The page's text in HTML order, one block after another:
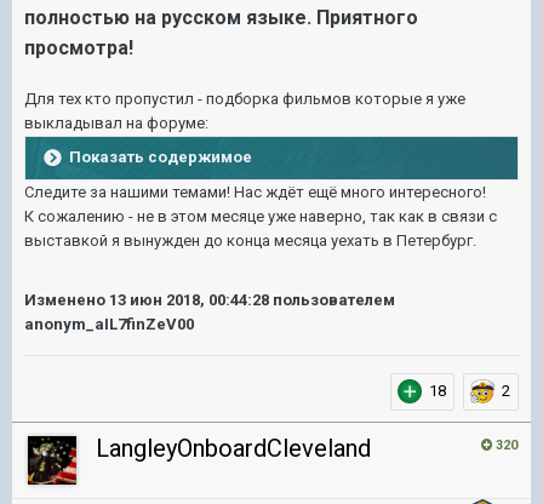
полностью на русском языке. Приятного
просмотра!
Для тех кто пропустил - подборка фильмов которые я уже
выкладывал на форуме:
Показать содержимое
Следите за нашими темами! Нас ждёт ещё много интересного!
К сожалению - не в этом месяце уже наверно, так как в связи с
выставкой я вынужден до конца месяца уехать в Петербург.
Изменено 13 июн 2018, 00:44:28 пользователем
anonym_aIL7finZeV00
18 2
320
LangleyOnboardCleveland